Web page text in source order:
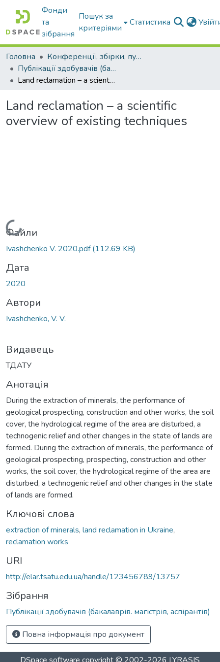
Фонди
та
зібрання
Пошук за
критеріями
Статистика
Головна
Конференції, збірки, публікації молодих вчених і здобувачів : магістрів, бакалаврів, аспірантів.
Публікації здобувачів (бакалаврів. магістрів, аспірантів)
Land reclamation – a scientific overview of existing techniques
Land reclamation – a scientific
overview of existing techniques
Вантажиться...
Файли
Ivashchenko V. 2020.pdf(112.69 KB)
Дата
2020
Автори
Ivashchenko, V. V.
Видавець
ТДАТУ
Анотація
During the extraction of minerals, the performance of
geological prospecting, construction and other works, the soil
cover, the hydrological regime of the area are disturbed, a
technogenic relief and other changes in the state of lands are
formed. During the extraction of minerals, the performance of
geological prospecting, prospecting, construction and other
works, the soil cover, the hydrological regime of the area are
disturbed, a technogenic relief and other changes in the state
of lands are formed.
Ключові слова
extraction of minerals, land reclamation in Ukraine,
reclamation works
URI
http://elar.tsatu.edu.ua/handle/123456789/13757
Зібрання
Публікації здобувачів (бакалаврів. магістрів, аспірантів)
Повна інформація про документ